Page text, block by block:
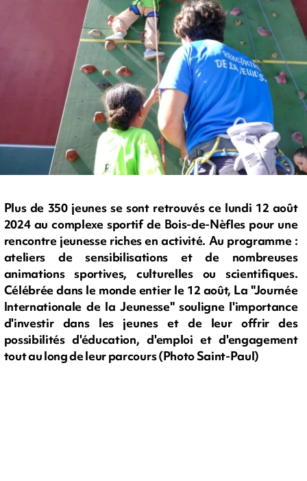
Plus de 350 jeunes se sont retrouvés ce lundi 12 août
2024 au complexe sportif de Bois-de-Nèfles pour une
rencontre jeunesse riches en activité. Au programme :
ateliers de sensibilisations et de nombreuses
animations sportives, culturelles ou scientifiques.
Célébrée dans le monde entier le 12 août, La "Journée
Internationale de la Jeunesse" souligne l'importance
d'investir dans les jeunes et de leur offrir des
possibilités d'éducation, d'emploi et d'engagement
tout au long de leur parcours (Photo Saint-Paul)